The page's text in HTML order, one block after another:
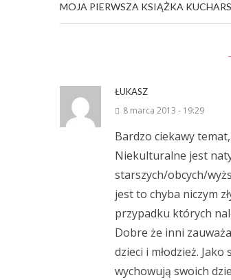
MOJA PIERWSZA KSIĄŻKA
ŁUKASZ
8 marca 2013 - 19:29
Bardzo ciekawy
Niekulturalne jest
starszych/obcych/
jest to chyba niczym
przypadku których
Dobre że inni
dzieci i młodzież.
wychowują swoich